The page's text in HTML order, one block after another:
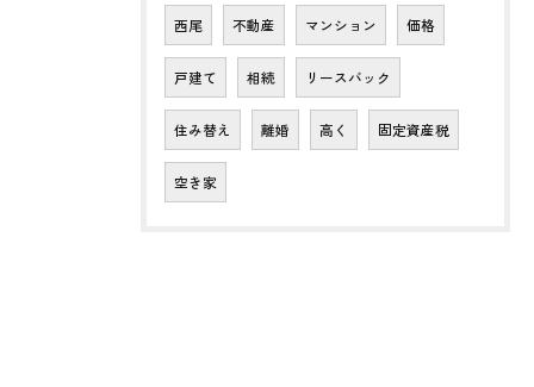
西尾 不動産 マンション 価格
戸建て 相続 リースバック
住み替え 離婚 高く 固定資産税
空き家